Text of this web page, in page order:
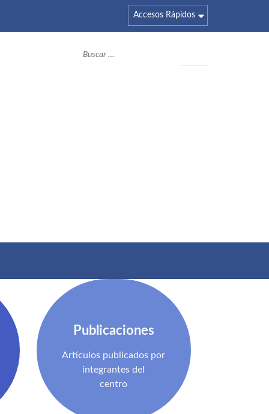
Accesos Rápidos
Buscar:
Publicaciones
Artículos publicados por
integrantes del
centro